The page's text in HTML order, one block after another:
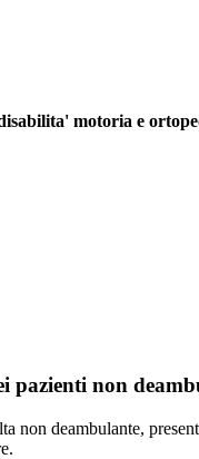
motoria e
pazienti non
non deambulante,